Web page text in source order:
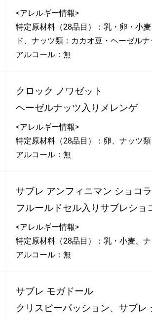
<アレルギー情報>
特定原材料（28品目）：乳・卵・小
ド、ナッツ類：カカオ豆・ヘーゼル
アルコール：無
クロック ノワゼット
ヘーゼルナッツ入りメレンゲ
<アレルギー情報>
特定原材料（28品目）：卵、ナッツ
アルコール：無
サブレ アンフィニマン ショコラ
フルールドセル入りサブレショ
<アレルギー情報>
特定原材料（28品目）：乳・小麦、
アルコール：無
サブレ モガドール
クリスピーパッション、サブレ